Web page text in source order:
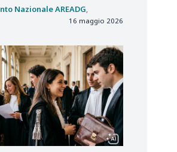
NazionaleAREADG
16 maggio 2026